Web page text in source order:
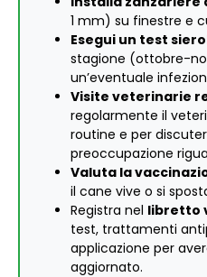
1 mm) su finestre e
Esegui un test
stagione (ottobre-
un’eventuale
Visite veterinarie
regolarmente il
routine e per
preoccupazione
Valuta la
il cane vive o si
Registra nel libretto
test, trattamenti
applicazione per
aggiornato.